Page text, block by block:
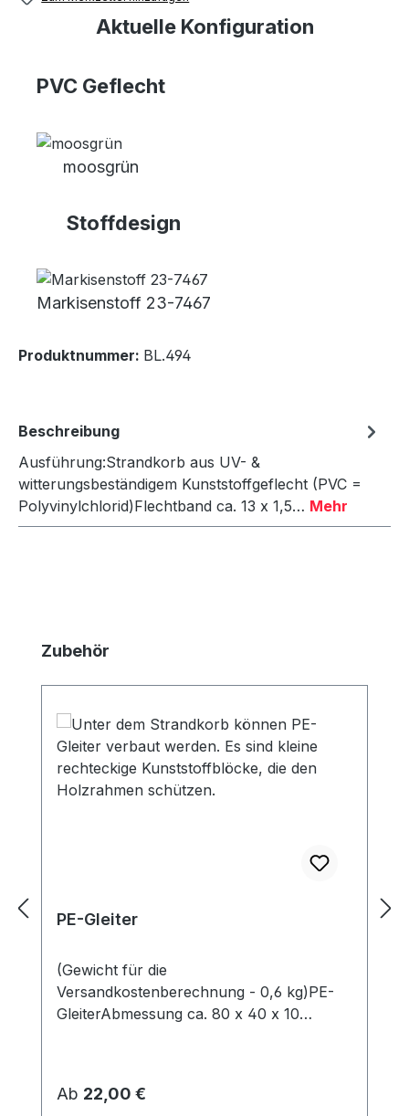
Aktuelle Konfiguration
PVC Geflecht
moosgrün
Stoffdesign
Markisenstoff 23-7467
Produktnummer: BL.494
Beschreibung
Ausführung:Strandkorb aus UV- &
witterungsbeständigem Kunststoffgeflecht (PVC =
Polyvinylchlorid)Flechtband ca. 13 x 1,5… Mehr
Produktgalerie überspringen
Zubehör
PE-Gleiter
(Gewicht für die
Versandkostenberechnung - 0,6 kg)PE-
GleiterAbmessung ca. 80 x 40 x 10
Regulärer Preis:
Ab 22,00 €